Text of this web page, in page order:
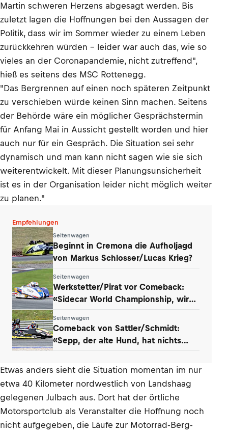
Martin schweren Herzens abgesagt werden. Bis
zuletzt lagen die Hoffnungen bei den Aussagen der
Politik, dass wir im Sommer wieder zu einem Leben
zurückkehren würden – leider war auch das, wie so
vieles an der Coronapandemie, nicht zutreffend",
hieß es seitens des MSC Rottenegg.
"Das Bergrennen auf einen noch späteren Zeitpunkt
zu verschieben würde keinen Sinn machen. Seitens
der Behörde wäre ein möglicher Gesprächstermin
für Anfang Mai in Aussicht gestellt worden und hier
auch nur für ein Gespräch. Die Situation sei sehr
dynamisch und man kann nicht sagen wie sie sich
weiterentwickelt. Mit dieser Planungsunsicherheit
ist es in der Organisation leider nicht möglich weiter
zu planen."
Empfehlungen
Seitenwagen
Beginnt in Cremona die Aufholjagd
von Markus Schlosser/Lucas Krieg?
Seitenwagen
Werkstetter/Pirat vor Comeback:
«Sidecar World Championship, wir
Seitenwagen
Comeback von Sattler/Schmidt:
«Sepp, der alte Hund, hat nichts
Etwas anders sieht die Situation momentan im nur
etwa 40 Kilometer nordwestlich von Landshaag
gelegenen Julbach aus. Dort hat der örtliche
Motorsportclub als Veranstalter die Hoffnung noch
nicht aufgegeben, die Läufe zur Motorrad-Berg-